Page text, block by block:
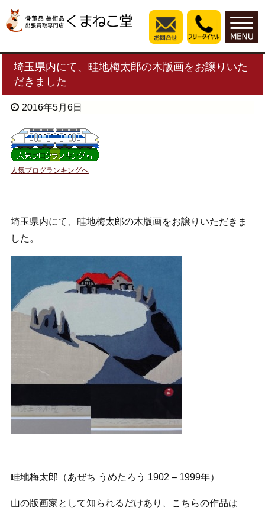
埼玉県内にて、畦地梅太郎の木版画をお譲りいた
だきました
2016年5月6日
人気ブログランキングへ
埼玉県内にて、畦地梅太郎の木版画をお譲りいただきま
した。
畦地梅太郎（あぜち うめたろう 1902 – 1999年）
山の版画家として知られるだけあり、こちらの作品は